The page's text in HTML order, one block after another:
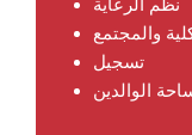
نظم الرعاية
والمجتمع
تسجيل
الوالدين